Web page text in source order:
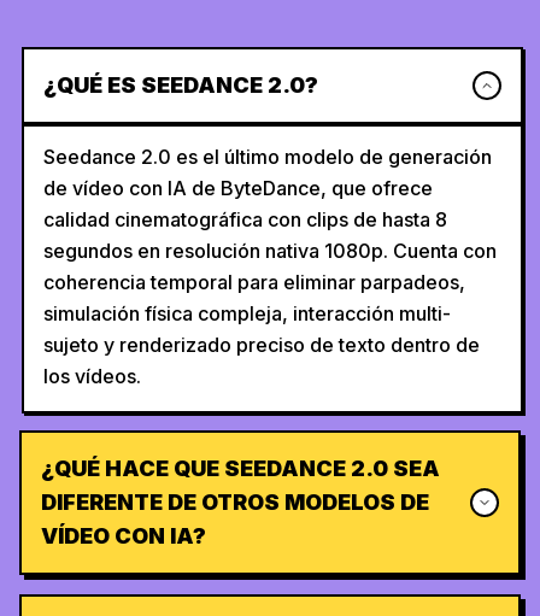
¿QUÉ ES SEEDANCE 2.0?
Seedance 2.0 es el último modelo de generación
de vídeo con IA de ByteDance, que ofrece
calidad cinematográfica con clips de hasta 8
segundos en resolución nativa 1080p. Cuenta con
coherencia temporal para eliminar parpadeos,
simulación física compleja, interacción multi-
sujeto y renderizado preciso de texto dentro de
los vídeos.
¿QUÉ HACE QUE SEEDANCE 2.0 SEA
DIFERENTE DE OTROS MODELOS DE
VÍDEO CON IA?